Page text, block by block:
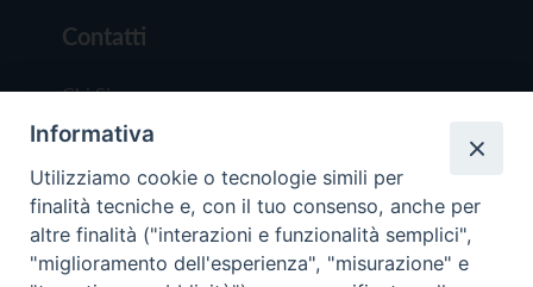
Contatti
Chi Siamo
Redazione
Scrivici
Informativa
Utilizziamo cookie o tecnologie simili per
finalità tecniche e, con il tuo consenso, anche per
altre finalità ("interazioni e funzionalità semplici",
"miglioramento dell'esperienza", "misurazione" e